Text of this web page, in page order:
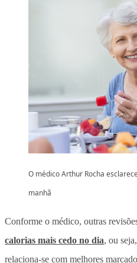
O médico Arthur Rocha
manhã
Conforme o médico, outras
calorias mais cedo no dia, ou
relaciona-se com melhores